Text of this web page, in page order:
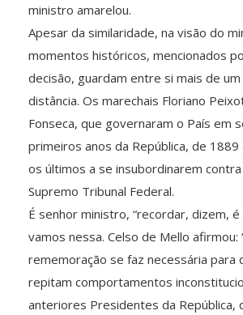
ministro amarelou.
Apesar da similaridade, na visão do
momentos históricos, mencionados
decisão, guardam entre si mais de
distância. Os marechais Floriano
Fonseca, que governaram o País em
primeiros anos da República, de
os últimos a se insubordinarem
Supremo Tribunal Federal.
É senhor ministro, “recordar, dizem, é
vamos nessa. Celso de Mello afirmou:
rememoração se faz necessária para
repitam comportamentos
anteriores Presidentes da República,